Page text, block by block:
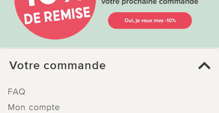
Votre commande
FAQ
Mon compte